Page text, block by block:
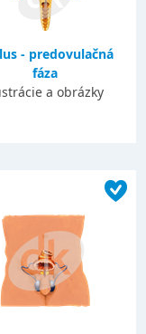
- predovulačná
fáza
a obrázky